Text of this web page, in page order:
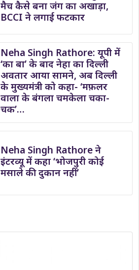
मैच कैसे बना जंग का अखाड़ा,
BCCI ने लगाई फटकार
Neha Singh Rathore: यूपी में
‘का बा’ के बाद नेहा का दिल्ली
अवतार आया सामने, अब दिल्ली
के मुख्यमंत्री को कहा- ‘मफ़लर
वाला के बंगला चमकेला चका-
चक’…
Neha Singh Rathore ने
इंटरव्यू में कहा ‘भोजपुरी कोई
मसाले की दुकान नहीं’